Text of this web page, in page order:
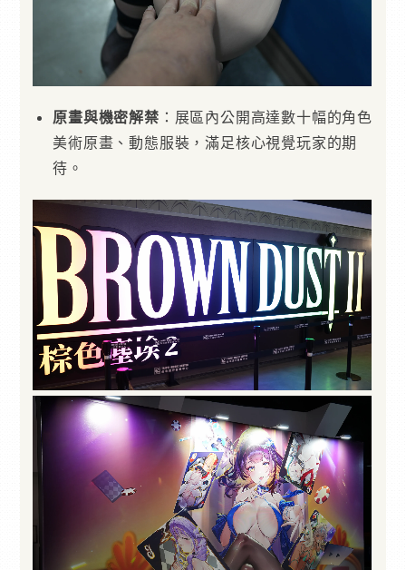
原畫與機密解禁 ：展區內公開高達數十幅的角色
美術原畫、動態服裝，滿足核心視覺玩家的期
待。